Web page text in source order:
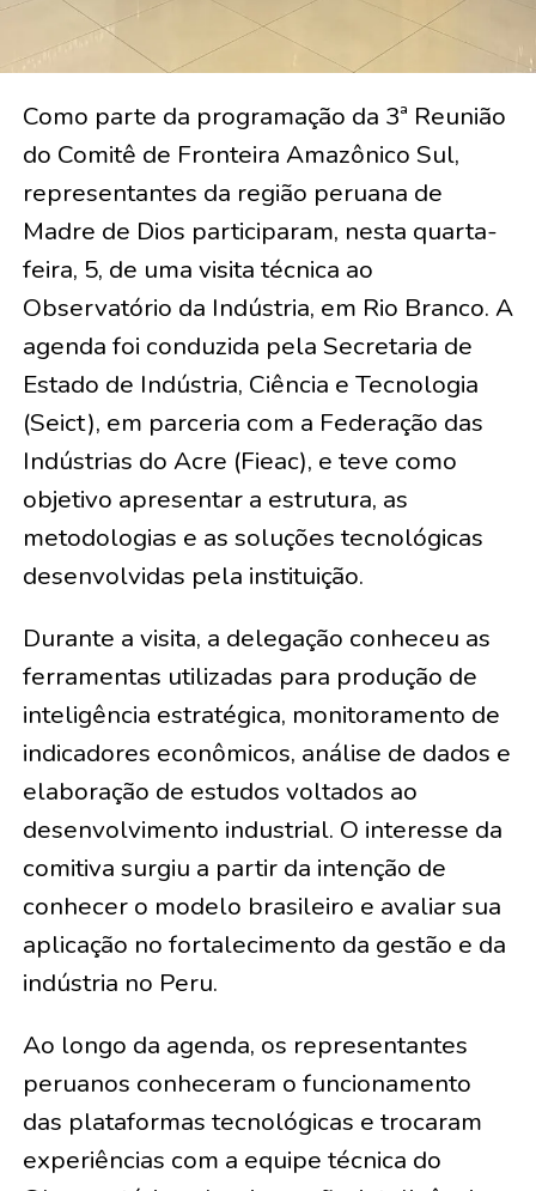
Como parte da programação da 3ª Reunião
do Comitê de Fronteira Amazônico Sul,
representantes da região peruana de
Madre de Dios participaram, nesta quarta-
feira, 5, de uma visita técnica ao
Observatório da Indústria, em Rio Branco. A
agenda foi conduzida pela Secretaria de
Estado de Indústria, Ciência e Tecnologia
(Seict), em parceria com a Federação das
Indústrias do Acre (Fieac), e teve como
objetivo apresentar a estrutura, as
metodologias e as soluções tecnológicas
desenvolvidas pela instituição.
Durante a visita, a delegação conheceu as
ferramentas utilizadas para produção de
inteligência estratégica, monitoramento de
indicadores econômicos, análise de dados e
elaboração de estudos voltados ao
desenvolvimento industrial. O interesse da
comitiva surgiu a partir da intenção de
conhecer o modelo brasileiro e avaliar sua
aplicação no fortalecimento da gestão e da
indústria no Peru.
Ao longo da agenda, os representantes
peruanos conheceram o funcionamento
das plataformas tecnológicas e trocaram
experiências com a equipe técnica do